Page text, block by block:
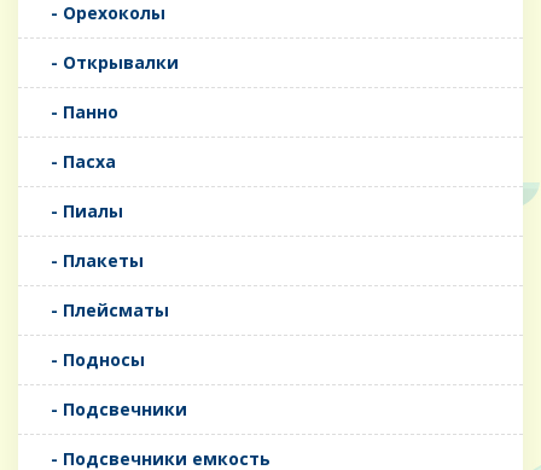
- Орехоколы
- Открывалки
- Панно
- Пасха
- Пиалы
- Плакеты
- Плейсматы
- Подносы
- Подсвечники
- Подсвечники емкость